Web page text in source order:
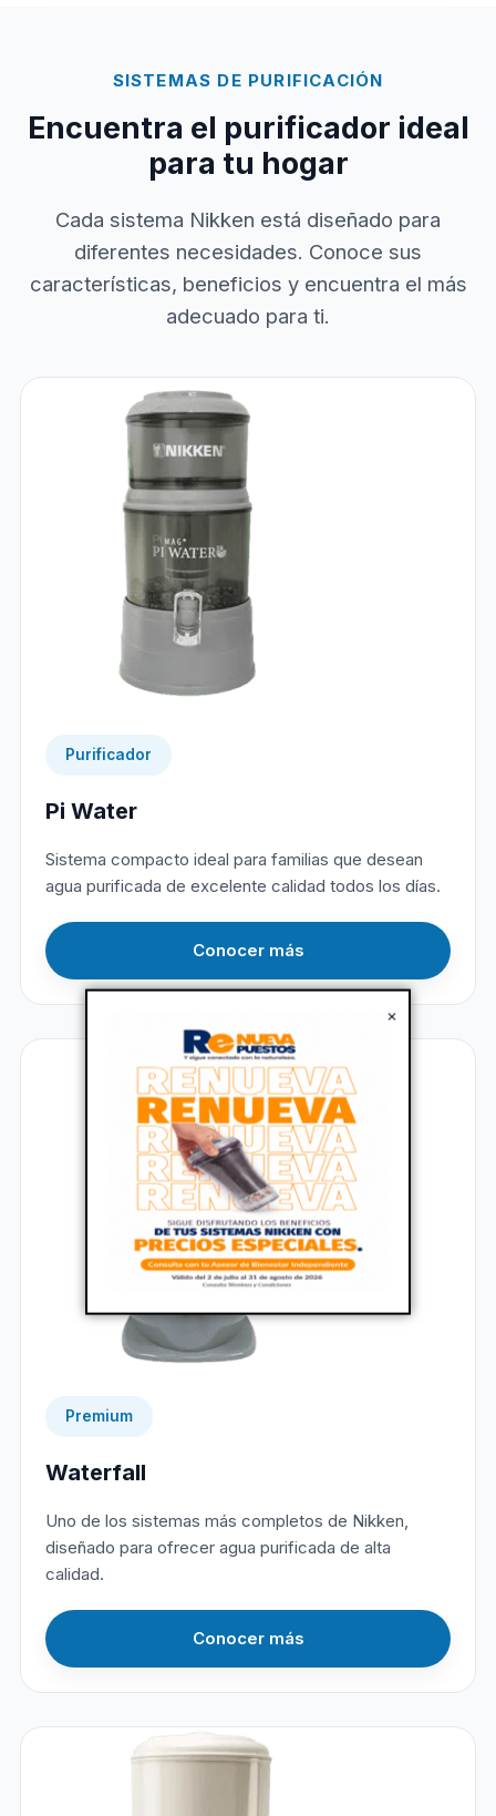
×
SISTEMAS DE PURIFICACIÓN
Encuentra el purificador ideal
para tu hogar
Cada sistema Nikken está diseñado para
diferentes necesidades. Conoce sus
características, beneficios y encuentra el más
adecuado para ti.
Purificador
Pi Water
Sistema compacto ideal para familias que desean
agua purificada de excelente calidad todos los días.
Conocer más
Premium
Waterfall
Uno de los sistemas más completos de Nikken,
diseñado para ofrecer agua purificada de alta
calidad.
Conocer más